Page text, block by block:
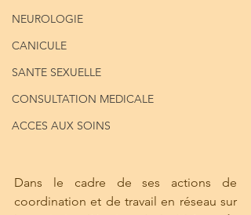
NEUROLOGIE
CANICULE
SANTE SEXUELLE
CONSULTATION MEDICALE
ACCES AUX SOINS
Dans le cadre de ses actions de
coordination et de travail en réseau sur